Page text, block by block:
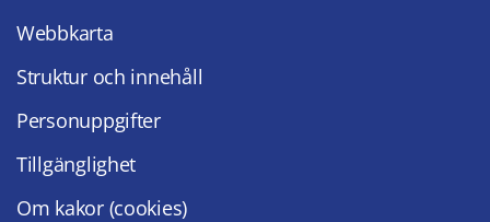
Webbkarta
Struktur och innehåll
Personuppgifter
Tillgänglighet
Om kakor (cookies)